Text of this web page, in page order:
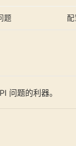
题 配
问题的利器。